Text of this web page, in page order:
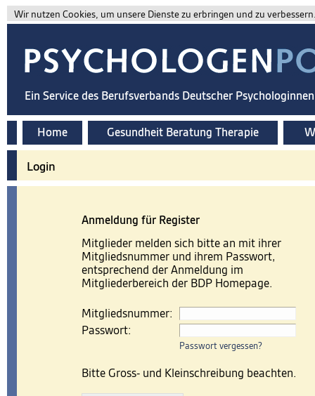
Wir nutzen Cookies, um unsere Dienste zu erbringen und zu
Ein Service des Berufsverbands Deutscher
Home Gesundheit Beratung Therapie
Login
Anmeldung für Register
Mitglieder melden sich bitte an mit ihrer
Mitgliedsnummer und ihrem Passwort,
entsprechend der Anmeldung im
Mitgliederbereich der BDP Homepage.
Mitgliedsnummer:
Passwort:
Passwort vergessen?
Bitte Gross- und Kleinschreibung beachten.